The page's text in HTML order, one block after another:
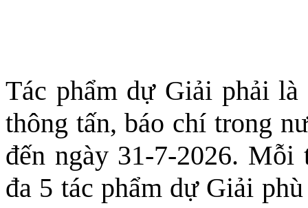
Tác phẩm dự Giải phải là
thông tấn, báo chí trong
đến ngày 31-7-2026.
đa 5 tác phẩm dự Giải